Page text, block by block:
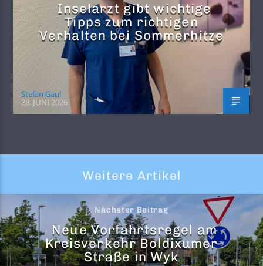
Inselarzt gibt wichtige
Tipps zum richtigen
Verhalten bei Sommerhitze
Stefan Gaul
28. JUNI 2026
Weitere Artikel
Nächster Beitrag
Neue Vorfahrtsregel am
Kreisverkehr Boldixumer
Straße in Wyk